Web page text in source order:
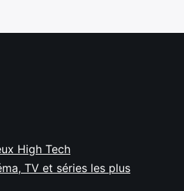
High Tech
TV et séries les plus